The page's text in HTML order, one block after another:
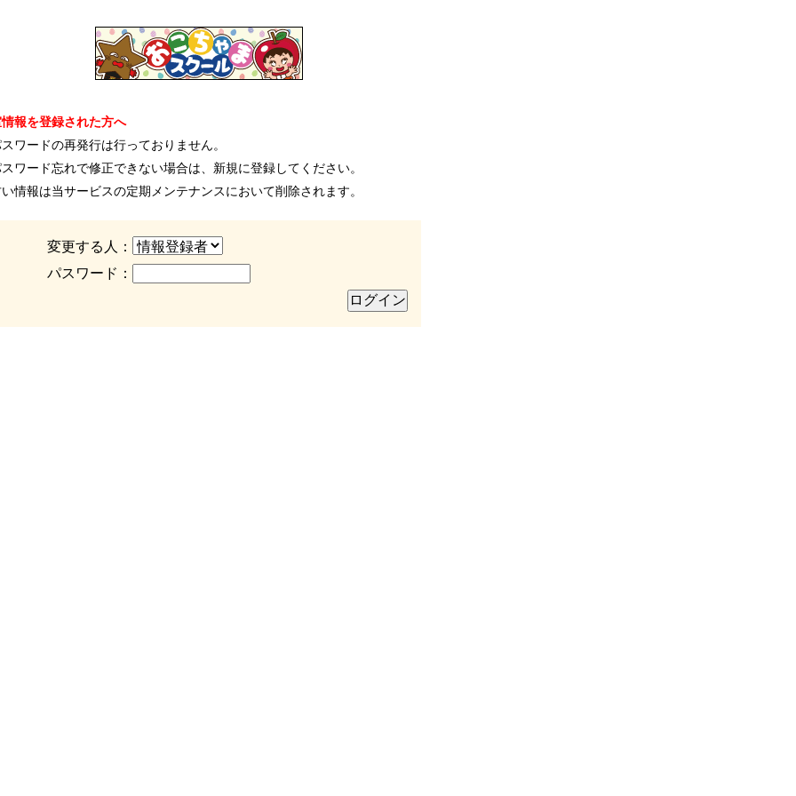
報を登録された方へ
スワードの再発行は行っておりません。
スワード忘れで修正できない場合は、新規に登録してください。
い情報は当サービスの定期メンテナンスにおいて削除されます。
変更する人：
パスワード：